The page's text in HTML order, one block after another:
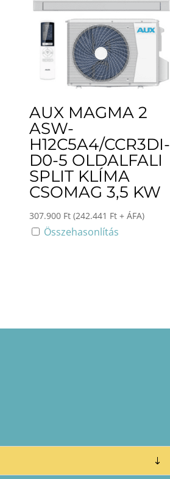
AUX MAGMA 2
ASW-
H12C5A4/CCR3DI-
D0-5 OLDALFALI
SPLIT KLÍMA
CSOMAG 3,5 KW
307.900 Ft (242.441 Ft + ÁFA)
Összehasonlítás